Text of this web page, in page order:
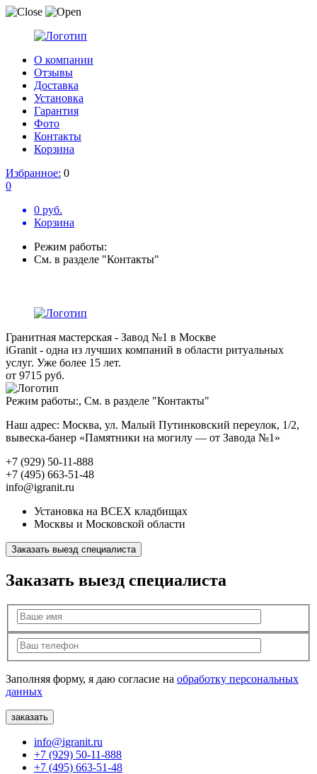
О компании
Отзывы
Доставка
Установка
Гарантия
Фото
Контакты
Корзина
Избранное: 0
0
0 руб.
Корзина
Режим работы:
См. в разделе "Контакты"
Гранитная мастерская - Завод №1 в Москве
iGranit - одна из лучших компаний в области ритуальных
услуг. Уже более 15 лет.
от 9715 руб.
Режим работы:, См. в разделе "Контакты"
Наш адрес: Москва, ул. Малый Путинковский переулок, 1/2,
вывеска-банер «Памятники на могилу — от Завода №1»
+7 (929) 50-11-888
+7 (495) 663-51-48
info@igranit.ru
Установка на ВСЕХ кладбищах
Москвы и Московской области
Заказать выезд специалиста
Заказать выезд специалиста
Заполняя форму, я даю согласие на обработку персональных
данных
info@igranit.ru
+7 (929) 50-11-888
+7 (495) 663-51-48